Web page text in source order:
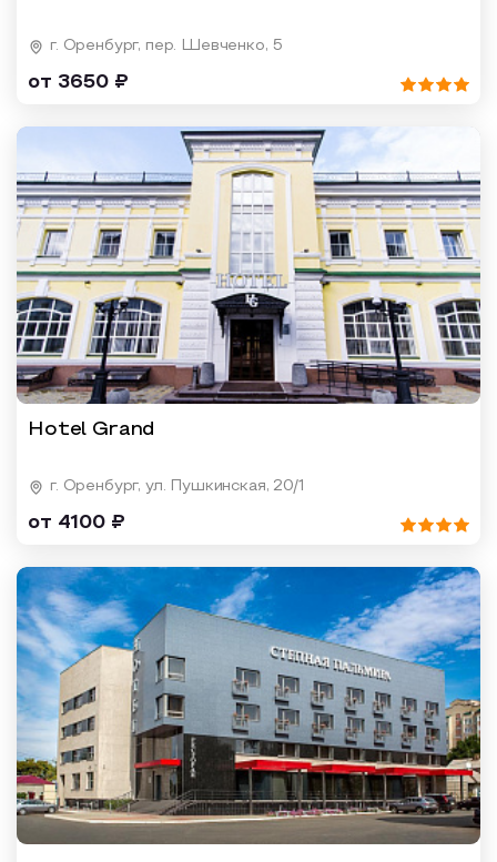
г. Оренбург, пер. Шевченко, 5
от 3650 ₽
Hotel Grand
г. Оренбург, ул. Пушкинская, 20/1
от 4100 ₽